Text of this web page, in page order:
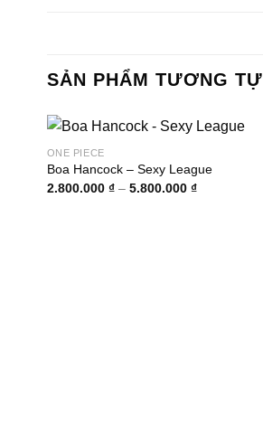
SẢN PHẨM TƯƠNG TỰ
ONE PIECE
Boa Hancock – Sexy League
2.800.000 ₫ – 5.800.000 ₫Khoảng